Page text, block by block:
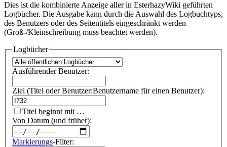
Dies ist die kombinierte Anzeige aller in EsterhazyWiki geführten
Logbücher. Die Ausgabe kann durch die Auswahl des Logbuchtyps,
des Benutzers oder des Seitentitels eingeschränkt werden
(Groß-/Kleinschreibung muss beachtet werden).
Logbücher
Ausführender Benutzer:
Ziel (Titel oder Benutzer:Benutzername für einen Benutzer):
Titel beginnt mit …
Von Datum (und früher):
Markierungs-Filter: